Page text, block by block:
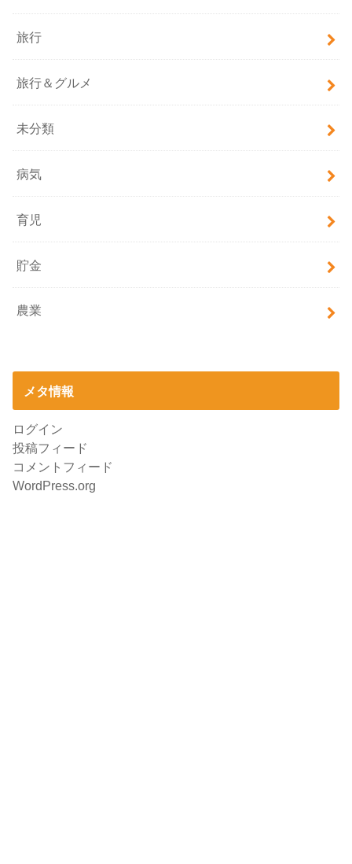
旅行
旅行＆グルメ
未分類
病気
育児
貯金
農業
メタ情報
ログイン
投稿フィード
コメントフィード
WordPress.org